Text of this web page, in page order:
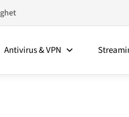
Antivirus & VPN